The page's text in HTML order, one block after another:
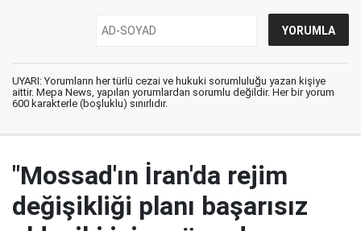
UYARI: Yorumların her türlü cezai ve hukuki sorumluluğu yazan kişiye
aittir. Mepa News, yapılan yorumlardan sorumlu değildir. Her bir yorum
600 karakterle (boşluklu) sınırlıdır.
"Mossad'ın İran'da rejim
değişikliği planı başarısız